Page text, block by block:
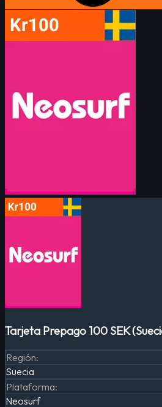
Tarjeta Prepago 100 SEK
Región:
Suecia
Plataforma:
Neosurf